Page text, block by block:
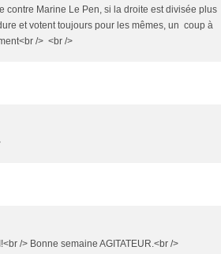
contre Marine Le Pen, si la droite est divisée plus
et votent toujours pour les mêmes, un coup à
/> <br />
/> Bonne semaine AGITATEUR.<br />